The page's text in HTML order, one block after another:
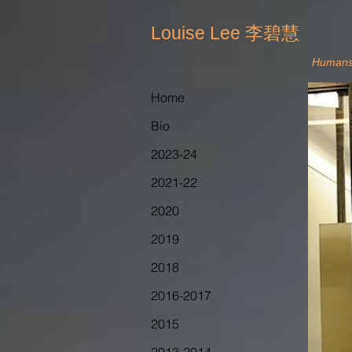
Louise Lee 李碧慧
Home
Bio
2023-24
2021-22
2020
2019
2018
2016-2017
2015